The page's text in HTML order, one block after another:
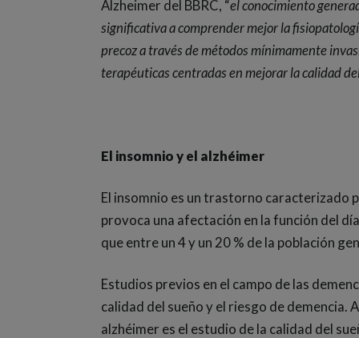
Alzheimer del BBRC, “el conocimiento
significativa a comprender mejor la
precoz a través de métodos mínimamente
terapéuticas centradas en mejorar la calidad
El insomnio y el alzhéimer
El insomnio es un trastorno caracterizado
provoca una afectación en la función del
que entre un 4 y un 20 % de la población
Estudios previos en el campo de las
calidad del sueño y el riesgo de demencia.
alzhéimer es el estudio de la calidad del